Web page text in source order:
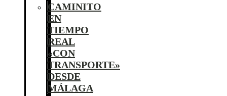
CAMINITO
EN
TIEMPO
REAL
«CON
TRANSPORTE»
DESDE
MÁLAGA